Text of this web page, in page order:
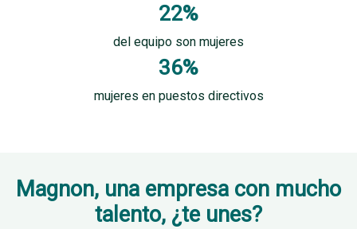
22%
del equipo son mujeres
36%
mujeres en puestos directivos
Magnon, una empresa con mucho
talento, ¿te unes?